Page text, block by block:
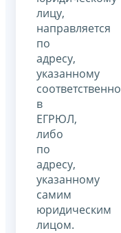
лицу,
направляется
по
адресу,
указанному
соответственно
в
ЕГРЮЛ,
либо
по
адресу,
указанному
самим
юридическим
лицом.